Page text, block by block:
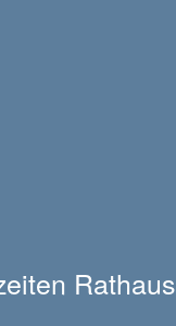
Rathaus